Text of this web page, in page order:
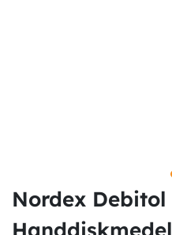
Nordex Debitol
Handdiskmedel